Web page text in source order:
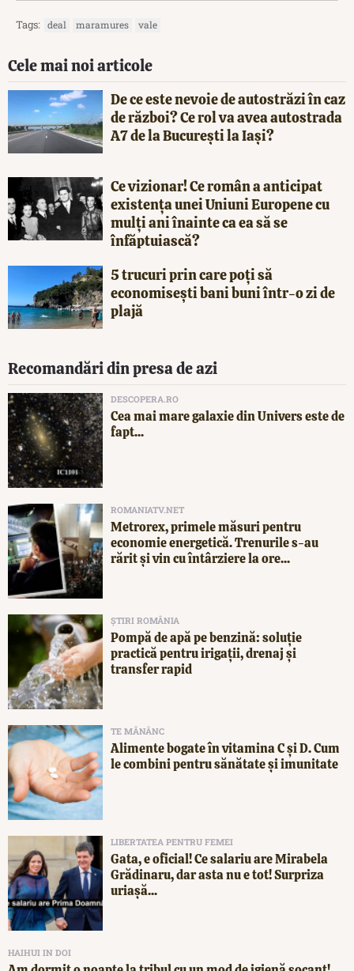
Tags: deal maramures vale
Cele mai noi articole
De ce este nevoie de autostrăzi în caz
de război? Ce rol va avea autostrada
A7 de la București la Iași?
Ce vizionar! Ce român a anticipat
existența unei Uniuni Europene cu
mulți ani înainte ca ea să se
înfăptuiască?
5 trucuri prin care poți să
economisești bani buni într-o zi de
plajă
Recomandări din presa de azi
DESCOPERA.RO
Cea mai mare galaxie din Univers este de
fapt...
ROMANIATV.NET
Metrorex, primele măsuri pentru
economie energetică. Trenurile s-au
rărit și vin cu întârziere la ore...
ȘTIRI ROMÂNIA
Pompă de apă pe benzină: soluție
practică pentru irigații, drenaj și
transfer rapid
TE MĂNÂNC
Alimente bogate în vitamina C și D. Cum
le combini pentru sănătate și imunitate
LIBERTATEA PENTRU FEMEI
Gata, e oficial! Ce salariu are Mirabela
Grădinaru, dar asta nu e tot! Surpriza
uriașă...
HAIHUI IN DOI